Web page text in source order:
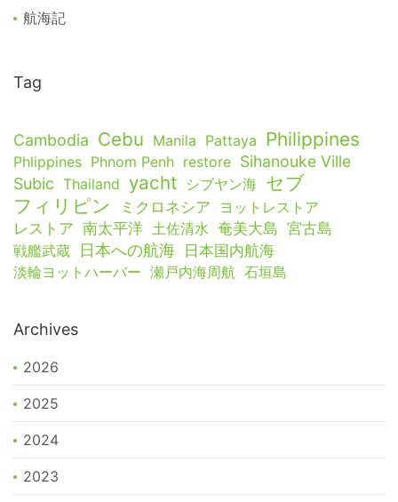
航海記
Tag
Cambodia Cebu Manila Pattaya Philippines
Phlippines Phnom Penh restore Sihanouke Ville
Subic Thailand yacht シブヤン海 セブ
フィリピン ミクロネシア
ヨットレストア
レストア 南太平洋 土佐清水 奄美大島 宮古島
戦艦武蔵 日本への航海 日本国内航海
淡輪ヨットハーバー 瀬戸内海周航 石垣島
Archives
2026
2025
2024
2023